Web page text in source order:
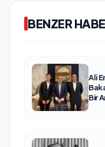
BENZER
Ali
Bir